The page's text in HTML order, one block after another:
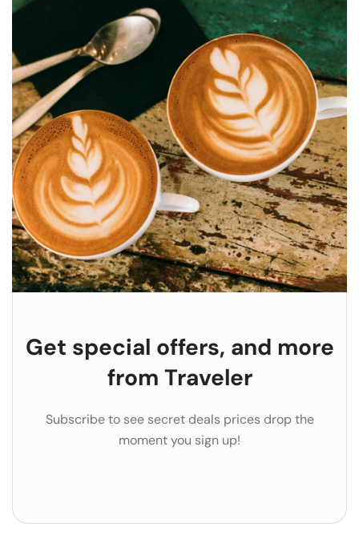
Get special offers, and more
from Traveler
Subscribe to see secret deals prices drop the
moment you sign up!